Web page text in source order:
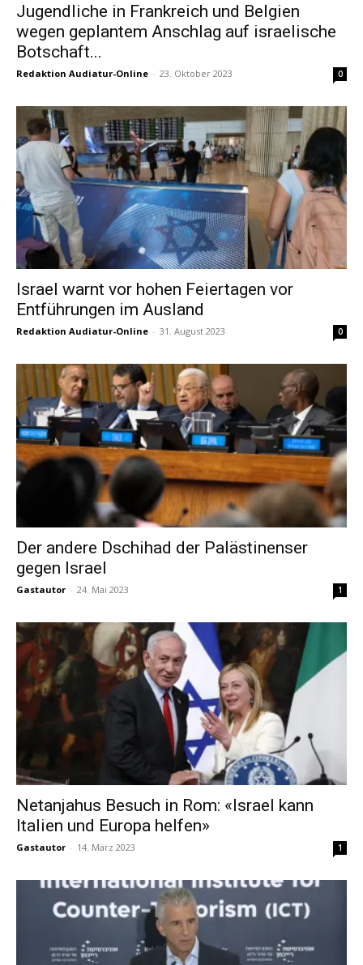
Jugendliche in Frankreich und Belgien
wegen geplantem Anschlag auf israelische
Botschaft...
Redaktion Audiatur-Online - 23. Oktober 2023 0
Israel warnt vor hohen Feiertagen vor
Entführungen im Ausland
Redaktion Audiatur-Online - 31. August 2023 0
Der andere Dschihad der Palästinenser
gegen Israel
Gastautor - 24. Mai 2023 1
Netanjahus Besuch in Rom: «Israel kann
Italien und Europa helfen»
Gastautor - 14. März 2023 1